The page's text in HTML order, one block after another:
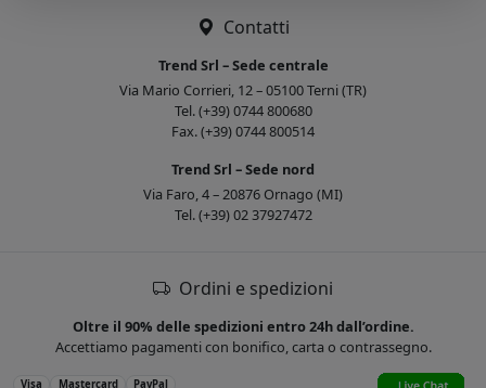
Contatti
Trend Srl – Sede centrale
Via Mario Corrieri, 12 – 05100 Terni (TR)
Tel. (+39) 0744 800680
Fax. (+39) 0744 800514
Trend Srl – Sede nord
Via Faro, 4 – 20876 Ornago (MI)
Tel. (+39) 02 37927472
Ordini e spedizioni
Oltre il 90% delle spedizioni entro 24h dall’ordine.
Accettiamo pagamenti con bonifico, carta o contrassegno.
Visa Mastercard PayPal